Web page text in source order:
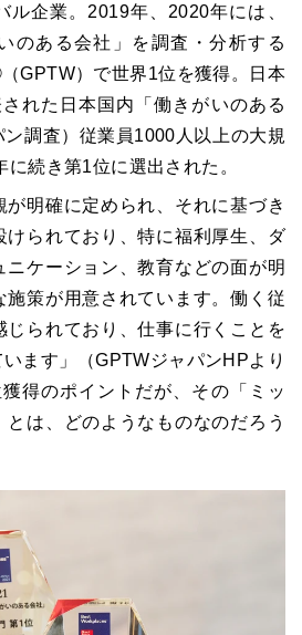
ル企業。2019年、2020年には、
のある会社」を調査・分析する
GPTW）で世界1位を獲得。日本
れた日本国内「働きがいのある
調査）従業員1000人以上の大規
続き第1位に選出された。
が明確に定められ、それに基づき
けられており、特に福利厚生、ダ
ニケーション、教育などの面が明
施策が用意されています。働く従
じられており、仕事に行くことを
ます」（GPTWジャパンHPより
得のポイントだが、その「ミッ
とは、どのようなものなのだろう